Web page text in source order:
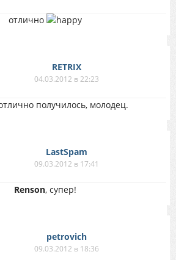
отлично
RETRIX
04.03.2012 в 22:23
получилось, молодец.
LastSpam
09.03.2012 в 17:41
Renson, супер!
petrovich
09.03.2012 в 18:36